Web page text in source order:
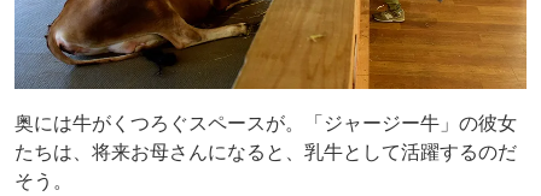
奥には牛がくつろぐスペースが。「ジャージー牛」の彼女
たちは、将来お母さんになると、乳牛として活躍するのだ
そう。